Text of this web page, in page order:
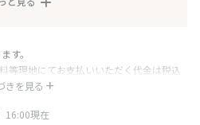
きを見る
す。
等現地にてお支払いいただく代金は税込
伴い代金が一部変更となる場合がござい
容は一定時間ごとに更新されます。最
16:00現在